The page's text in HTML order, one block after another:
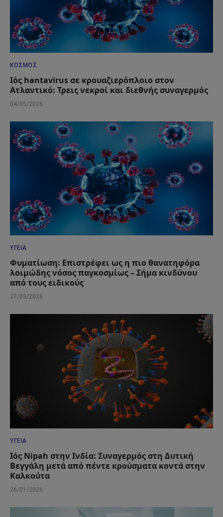
ΚΌΣΜΟΣ
Ιός hantavirus σε κρουαζιερόπλοιο στον
Ατλαντικό: Τρεις νεκροί και διεθνής συναγερμός
04/05/2026
ΥΓΕΊΑ
Φυματίωση: Επιστρέφει ως η πιο θανατηφόρα
λοιμώδης νόσος παγκοσμίως – Σήμα κινδύνου
από τους ειδικούς
27/03/2026
ΥΓΕΊΑ
Ιός Nipah στην Ινδία: Συναγερμός στη Δυτική
Βεγγάλη μετά από πέντε κρούσματα κοντά στην
Καλκούτα
26/01/2026